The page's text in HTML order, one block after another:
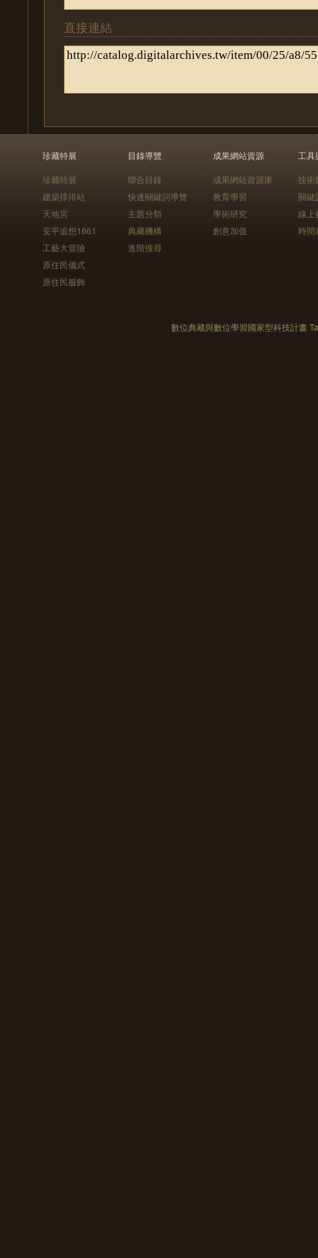
直接連結
珍藏特展
珍藏特展
建築排排站
天地宮
安平追想1661
工藝大冒險
原住民儀式
原住民服飾
目錄導覽
聯合目錄
快速關鍵詞導覽
主題分類
典藏機構
進階搜尋
成果網站資源
成果網站資源庫
教育學習
學術研究
創意加值
工具
技術
關鍵
線上
時間
數位典藏與數位學習國家型科技計畫